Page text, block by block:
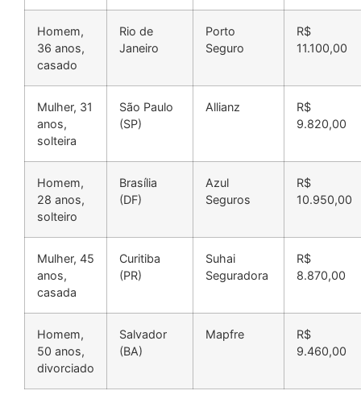
Homem,
36 anos,
casado
Rio de
Janeiro
Porto
Seguro
R$
11.100,00
Mulher, 31
anos,
solteira
São Paulo
(SP)
Allianz
R$
9.820,00
Homem,
28 anos,
solteiro
Brasília
(DF)
Azul
Seguros
R$
10.950,00
Mulher, 45
anos,
casada
Curitiba
(PR)
Suhai
Seguradora
R$
8.870,00
Homem,
50 anos,
divorciado
Salvador
(BA)
Mapfre
R$
9.460,00